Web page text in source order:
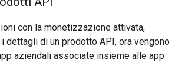
con la monetizzazione attivata,
dettagli di un prodotto API, ora vengono
aziendali associate insieme alle app